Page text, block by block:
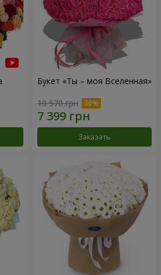
Букет «Ты – моя Вселенная»
10 570 грн
Заказать